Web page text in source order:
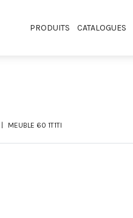
PRODUITS CATALOGUES
MEUBLE 60 1T1TI